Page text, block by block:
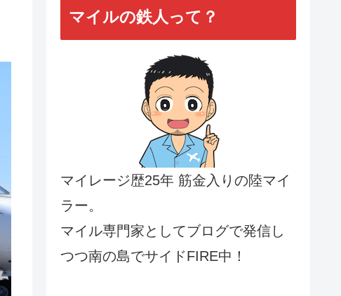
マイルの鉄人って？
マイレージ歴25年 筋金入りの陸マイ
ラー。
マイル専門家としてブログで発信し
つつ南の島でサイドFIRE中！